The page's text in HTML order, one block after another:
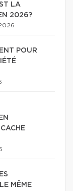
LA
2026?
POUR
MÊME